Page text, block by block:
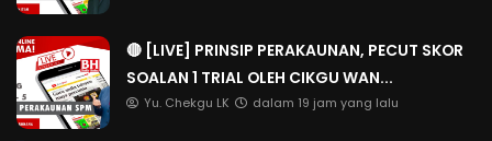
🔴 [LIVE] PRINSIP PERAKAUNAN, PECUT SKOR
SOALAN 1 TRIAL OLEH CIKGU WAN...
Yu. Chekgu LK dalam 19 jam yang lalu